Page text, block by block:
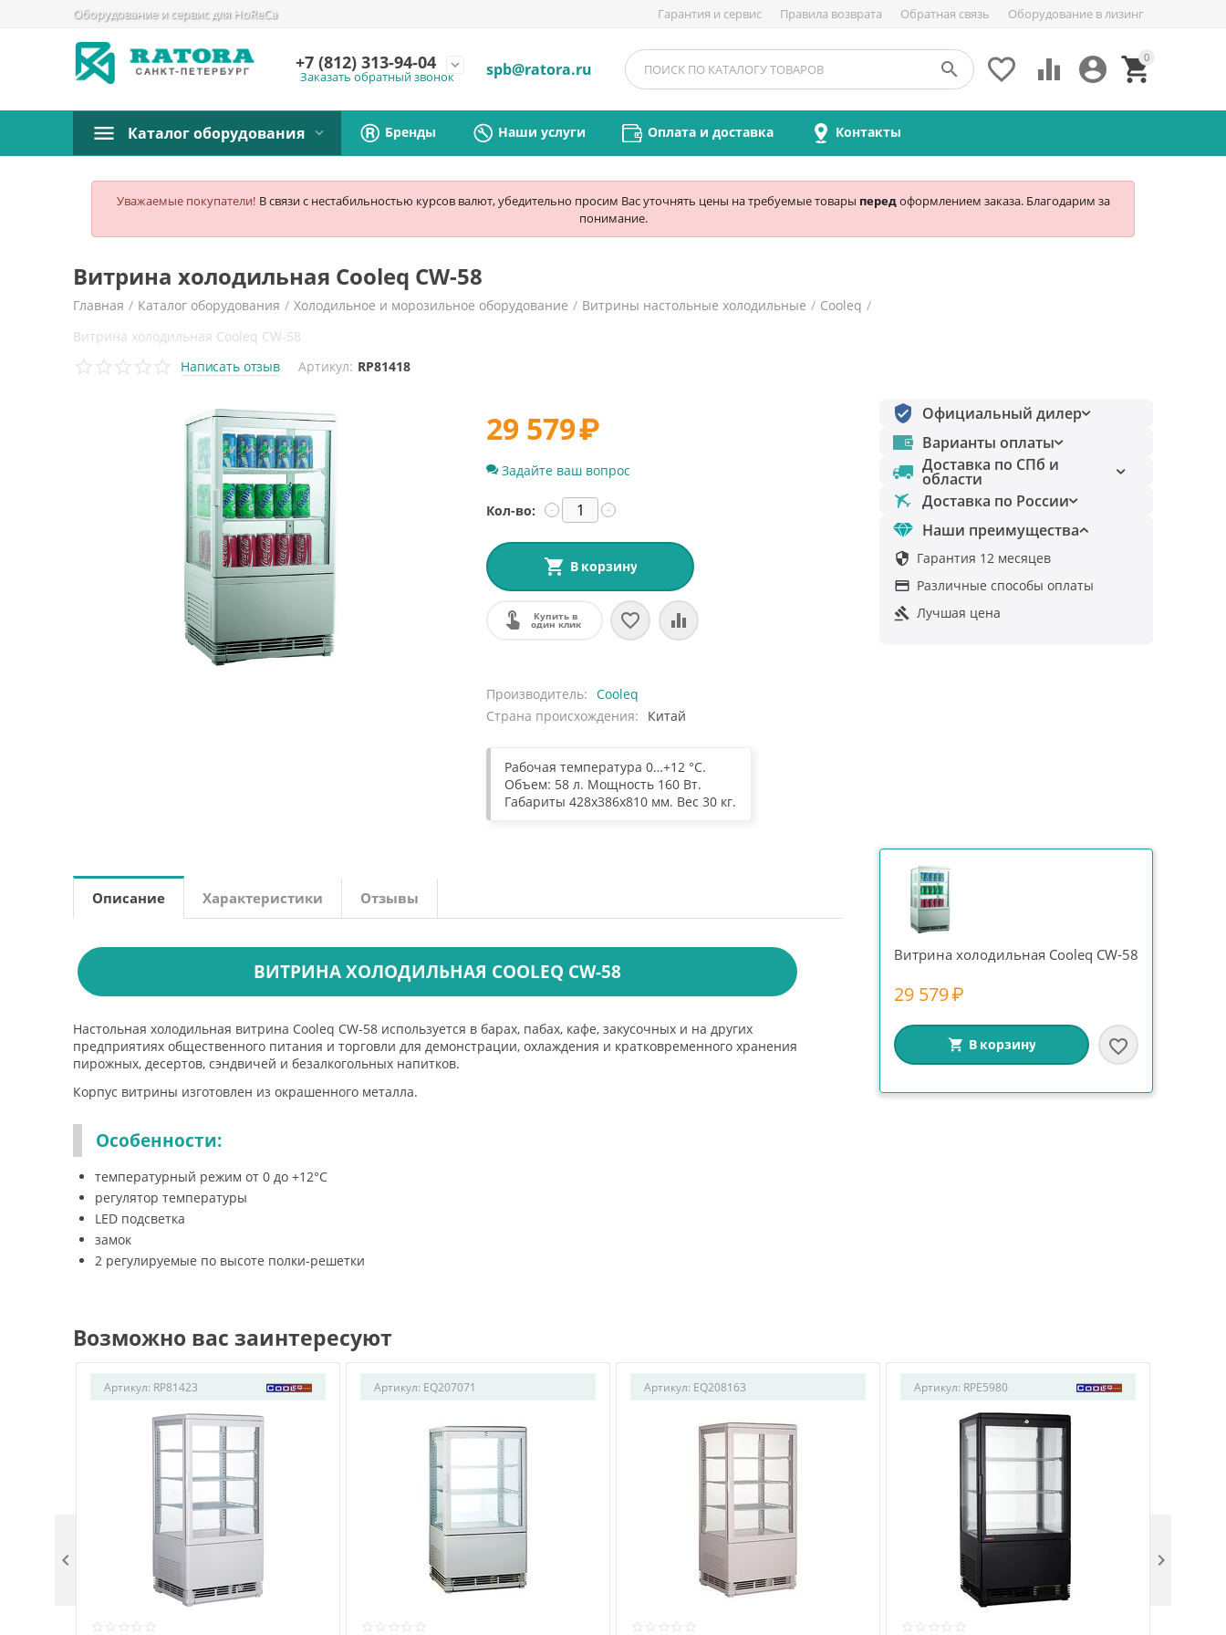
Оборудование и сервис для HoReCa Гарантия и сервис Правила возврата Обратная связь Оборудование в лизинг
+7 (812) 313-94-04 expand_more
Заказать обратный звонок spb@ratora.ru
0


 

Каталог оборудования Бренды Наши услуги Оплата и доставка Контакты
Уважаемые покупатели! В связи с нестабильностью курсов валют, убедительно просим Вас уточнять цены на требуемые товары передоформлением заказа. Благодарим за
понимание.
Витрина холодильная Cooleq CW-58
Главная / Каталог оборудования / Холодильное и морозильное оборудование / Витрины настольные холодильные / Cooleq /
Витрина холодильная Cooleq CW-58
Написать отзыв
Артикул: RP81418
29 579₽
Задайте ваш вопрос
Кол-во: +
−
В корзину
Купить в
один клик
Производитель
Cooleq
Страна происхождения
Китай
Рабочая температура 0…+12 °С.
Объем: 58 л. Мощность 160 Вт.
Габариты 428x386x810 мм. Вес 30 кг.
Официальный дилер
Варианты оплаты
Доставка по СПб и
области
Доставка по России
Наши преимущества
 Гарантия 12 месяцев
 Различные способы оплаты
 Лучшая цена
Витрина холодильная Cooleq CW-58
29 579₽
В корзину
Описание Характеристики Отзывы
ВИТРИНА ХОЛОДИЛЬНАЯ COOLEQ CW-58
Настольная холодильная витрина Cooleq CW-58 используется в барах, пабах, кафе, закусочных и на других
предприятиях общественного питания и торговли для демонстрации, охлаждения и кратковременного хранения
пирожных, десертов, сэндвичей и безалкогольных напитков.
Корпус витрины изготовлен из окрашенного металла.
Особенности:
температурный режим от 0 до +12°С
регулятор температуры
LED подсветка
замок
2 регулируемые по высоте полки-решетки
Возможно вас заинтересуют
Артикул: RP81423 Артикул: EQ207071 Артикул: EQ208163 Артикул: RPE5980
 